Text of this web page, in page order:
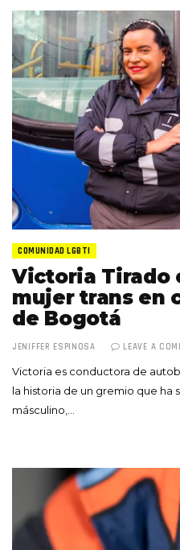
COMUNIDAD LGBTI
Victoria Tirado
mujer trans en
de Bogotá
JENIFFER ESPINOSA LEAVE A
Victoria es conductora de
la historia de un gremio que
másculino,…